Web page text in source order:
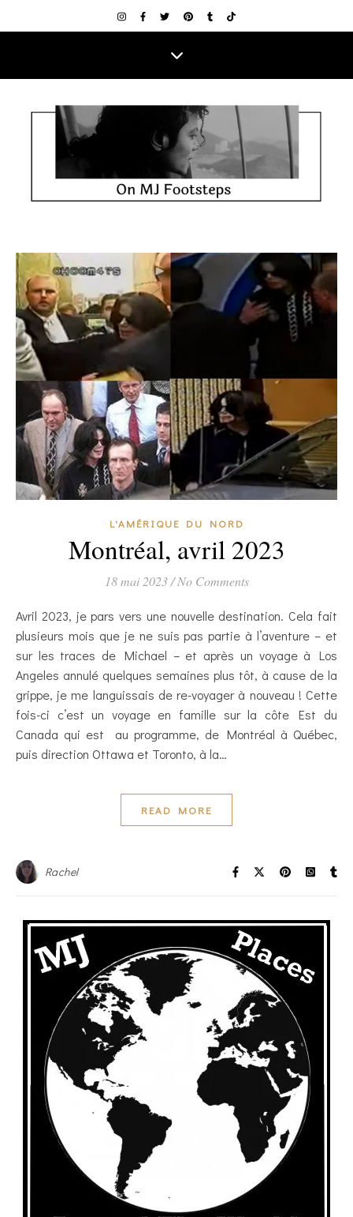
L'AMÉRIQUE DU NORD
Montréal, avril 2023
18 mai 2023/ No Comments
Avril 2023, je pars vers une nouvelle destination. Cela fait
plusieurs mois que je ne suis pas partie à l’aventure – et
sur les traces de Michael – et après un voyage à Los
Angeles annulé quelques semaines plus tôt, à cause de la
grippe, je me languissais de re-voyager à nouveau ! Cette
fois-ci c’est un voyage en famille sur la côte Est du
Canada qui est au programme, de Montréal à Québec,
puis direction Ottawa et Toronto, à la…
READ MORE
Rachel